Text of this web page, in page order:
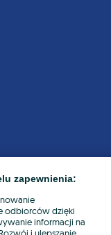
zapewnienia:
odbiorców dzięki
informacji na